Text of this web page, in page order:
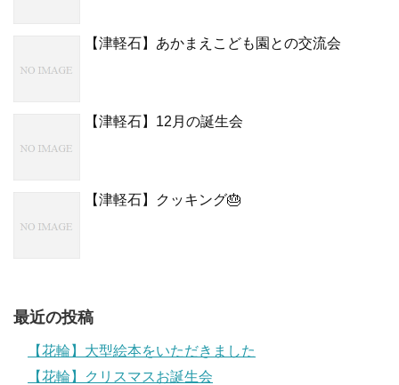
【津軽石】あかまえこども園との交流会
【津軽石】12月の誕生会
【津軽石】クッキング🎂
最近の投稿
【花輪】大型絵本をいただきました
【花輪】クリスマスお誕生会